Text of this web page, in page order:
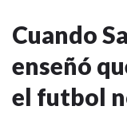
Cuando
enseñó
el futbol